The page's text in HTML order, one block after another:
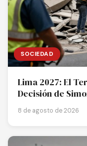
SOCIEDAD
Lima 2027: El
Decisión de
8 de agosto de 2026